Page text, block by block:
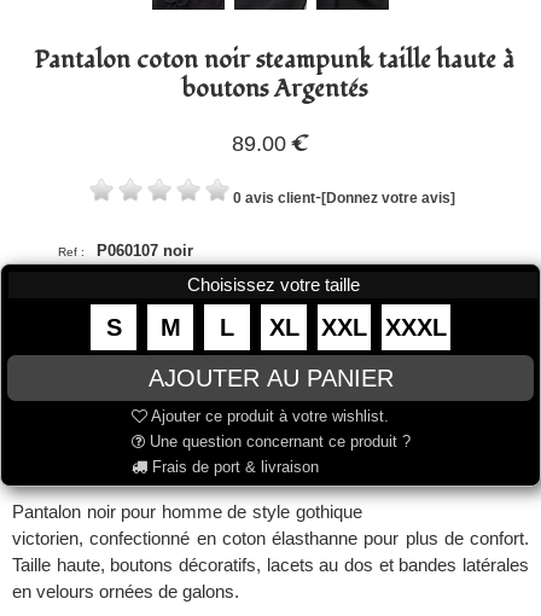
Pantalon coton noir steampunk taille haute à
boutons Argentés
89.00 €
0 avis client-[Donnez votre avis]
Ref : P060107 noir
Choisissez votre taille
S M L XL XXL XXXL
Ajouter ce produit à votre wishlist.
Une question concernant ce produit ?
Frais de port & livraison
Pantalon noir pour homme de style gothique
victorien, confectionné en coton élasthanne pour plus de confort.
Taille haute, boutons décoratifs, lacets au dos et bandes latérales
en velours ornées de galons.